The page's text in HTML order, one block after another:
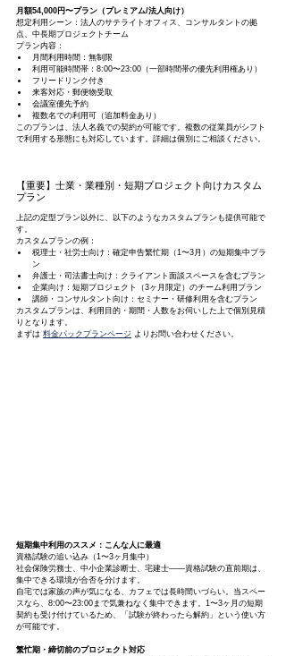
月額54,000円〜プラン（プレミアム/法人向け）
想定利用シーン：法人のサテライトオフィス、コンサルタントの拠
点、中長期プロジェクトチーム
プラン内容：
月間利用時間：無制限
利用可能時間帯：8:00〜23:00（一部時間帯の優先利用権あり）
フリードリンク付き
来客対応・郵便物受取
会議室優先予約
複数名での利用可（追加料金あり）
このプランは、法人名義での契約が可能です。複数の従業員がシフト
で利用する形態にも対応しています。詳細は個別にご相談ください。
【重要】士業・業種別・短期プロジェクト向けカスタム
プラン
上記の定型プラン以外に、以下のようなカスタムプランも提供可能で
す。
カスタムプランの例：
税理士・社労士向け：確定申告繁忙期（1〜3月）の短期集中プラ
ン
弁護士・司法書士向け：クライアント面談スペースを含むプラン
企業向け：短期プロジェクト（3ヶ月限定）のチーム利用プラン
講師・コンサルタント向け：セミナー・研修利用を含むプラン
カスタムプランは、利用目的・期間・人数をお伺いした上で個別見積
りとなります。
まずは 料金パックプランページ よりお問い合わせください。
短期集中利用のススメ：こんな人に最適
資格試験の追い込み（1〜3ヶ月集中）
社会保険労務士、中小企業診断士、宅建士——資格試験の直前期は、
集中できる環境が合否を分けます。
自宅では家族の声が気になる、カフェでは長時間いづらい。当スペー
スなら、8:00〜23:00まで気兼ねなく集中できます。1〜3ヶ月の短期
契約も受け付けているため、「試験が終わったら解約」という使い方
が可能です。
繁忙期・締切前のプロジェクト対応